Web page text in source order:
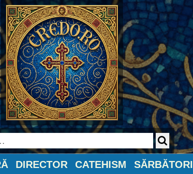
DIRECTOR CATEHISM SĂRBĂTORI